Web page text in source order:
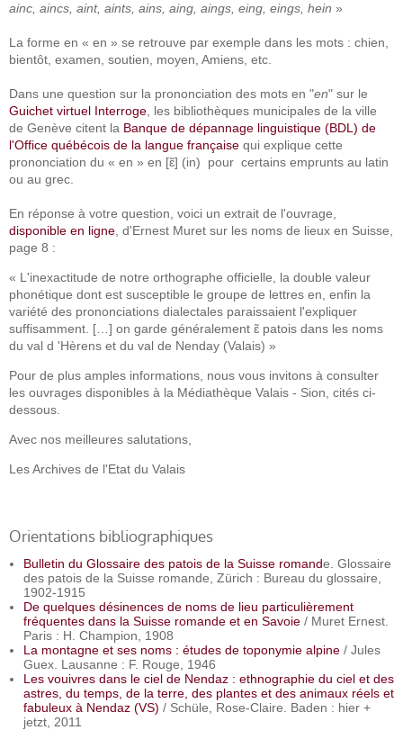
ainc, aincs, aint, aints, ains, aing, aings, eing, eings, hein »
La forme en « en » se retrouve par exemple dans les mots : chien,
bientôt, examen, soutien, moyen, Amiens, etc.
Dans une question sur la prononciation des mots en "en" sur le
Guichet virtuel Interroge , les bibliothèques municipales de la ville
de Genève citent la Banque de dépannage linguistique (BDL) de
l'Office québécois de la langue française qui explique cette
prononciation du « en » en [ɛ̃] (in) pour certains emprunts au latin
ou au grec.
En réponse à votre question, voici un extrait de l'ouvrage,
disponible en ligne , d'Ernest Muret sur les noms de lieux en Suisse,
page 8 :
« L'inexactitude de notre orthographe officielle, la double valeur
phonétique dont est susceptible le groupe de lettres en, enfin la
variété des prononciations dialectales paraissaient l'expliquer
suffisamment. […] on garde généralement ɛ̃ patois dans les noms
du val d 'Hèrens et du val de Nenday (Valais) »
Pour de plus amples informations, nous vous invitons à consulter
les ouvrages disponibles à la Médiathèque Valais - Sion, cités ci-
dessous.
Avec nos meilleures salutations,
Les Archives de l'Etat du Valais
Orientations bibliographiques
Bulletin du Glossaire des patois de la Suisse romande. Glossaire
des patois de la Suisse romande, Zürich : Bureau du glossaire,
1902-1915
De quelques désinences de noms de lieu particulièrement
fréquentes dans la Suisse romande et en Savoie / Muret Ernest.
Paris : H. Champion, 1908
La montagne et ses noms : études de toponymie alpine / Jules
Guex. Lausanne : F. Rouge, 1946
Les vouivres dans le ciel de Nendaz : ethnographie du ciel et des
astres, du temps, de la terre, des plantes et des animaux réels et
fabuleux à Nendaz (VS) / Schüle, Rose-Claire. Baden : hier +
jetzt, 2011